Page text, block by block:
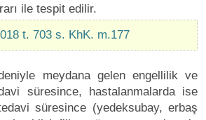
ile tespit edilir.
t. 703 s. KhK. m.177
meydana gelen engellilik ve
süresince, hastalanmalarda ise
süresince (yedeksubay, erbaş